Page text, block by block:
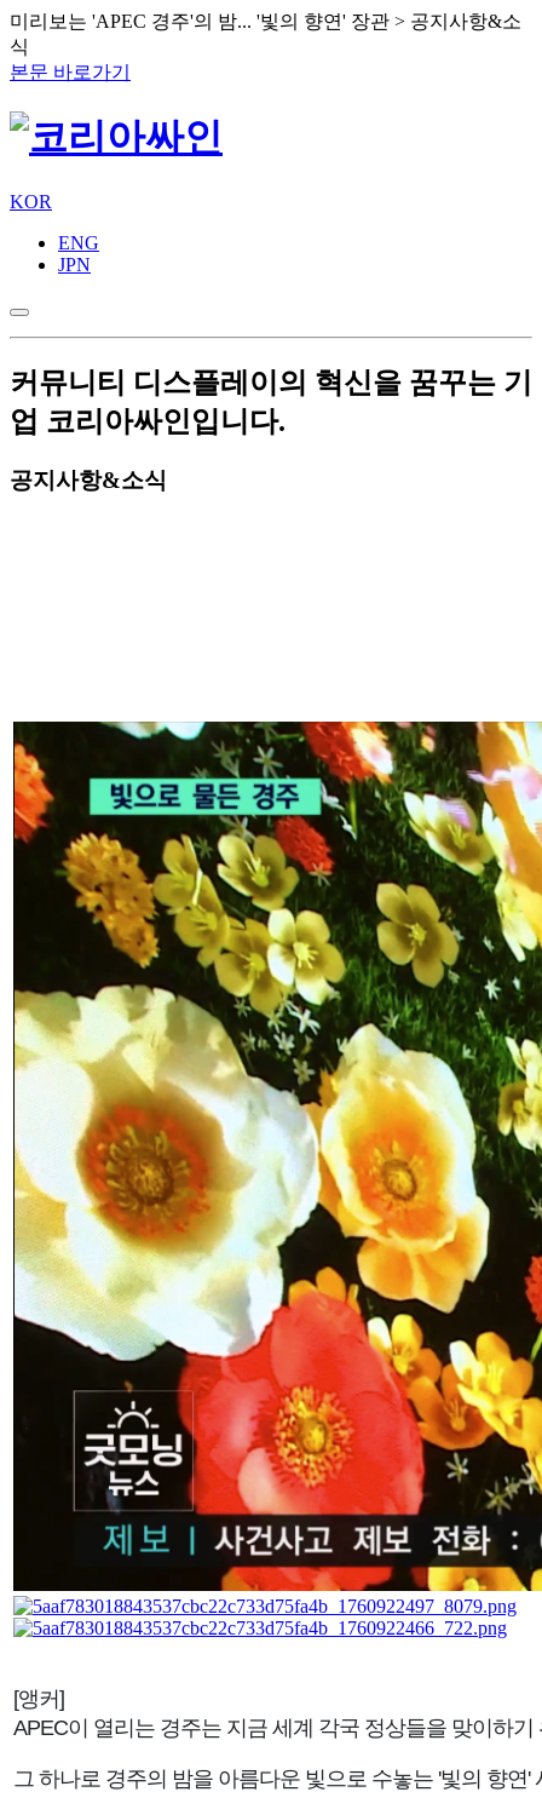
미리보는 'APEC 경주'의 밤... '빛의 향연' 장관 > 공지사항&소
식
본문 바로가기
KOR
ENG
JPN
커뮤니티 디스플레이의 혁신을 꿈꾸는 기
업 코리아싸인입니다.
공지사항&소식
[앵커]
APEC이 열리는 경주는 지금 세계 각국 정상들을 맞이하
그 하나로 경주의 밤을 아름다운 빛으로 수놓는 '빛의 향